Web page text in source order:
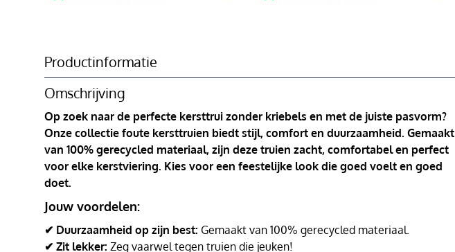
Productinformatie
Omschrijving
Op zoek naar de perfecte kersttrui zonder kriebels en met de juiste pasvorm?
Onze collectie foute kersttruien biedt stijl, comfort en duurzaamheid. Gemaakt
van 100% gerecycled materiaal, zijn deze truien zacht, comfortabel en perfect
voor elke kerstviering. Kies voor een feestelijke look die goed voelt en goed
doet.
Jouw voordelen:
✔ Duurzaamheid op zijn best: Gemaakt van 100% gerecycled materiaal.
✔ Zit lekker: Zeg vaarwel tegen truien die jeuken!